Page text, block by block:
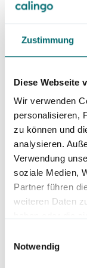
Zustimmung
Diese Webseite
Wir verwenden
personalisieren,
zu können und
analysieren.
Verwendung
soziale Medien,
Partner führen
weiteren Daten
Notwendig
à maintenir la
prendre des
néanmoins
griffes et les
British
mais il existe
convient de